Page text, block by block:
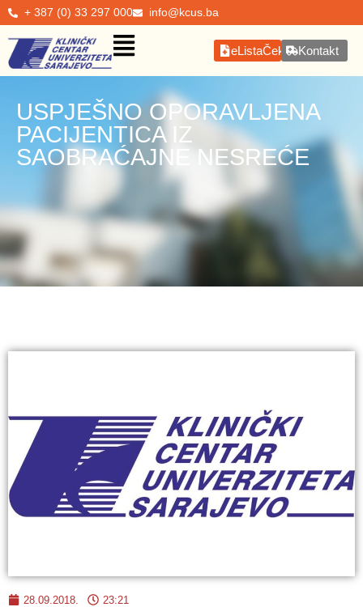
+ 387 (0) 33 297 000 info@kcus.ba
eListaČekanjaKontakt
USPJEŠNO OPORAVLJENA
PACIJENTICA IZ
SAOBRAĆAJNE NESREĆE
28.09.2018.
23:21